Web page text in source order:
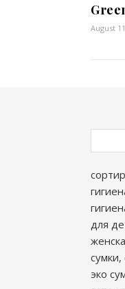
August
для
сумки,
эко